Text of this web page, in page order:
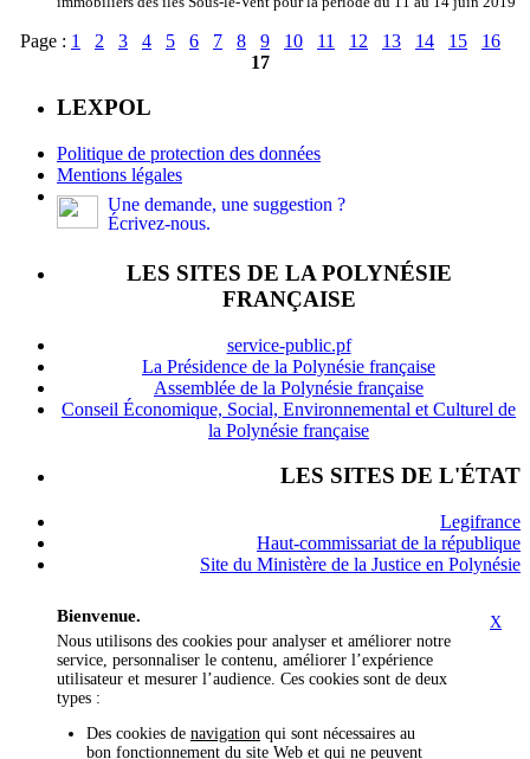
Page : 1 2 3 4 5 6 7 8 9 10 11 12 13 14 15
16
17
LEXPOL
Politique de protection des données
Mentions légales
Une demande, une suggestion ?
Écrivez-nous.
LES SITES DE LA POLYNÉSIE
FRANÇAISE
service-public.pf
La Présidence de la Polynésie française
Assemblée de la Polynésie française
Conseil Économique, Social, Environnemental et Culturel de
la Polynésie française
LES SITES DE L'ÉTAT
Legifrance
Haut-commissariat de la république
Site du Ministère de la Justice en Polynésie
X
Bienvenue.
Nous utilisons des cookies pour analyser et améliorer notre
service, personnaliser le contenu, améliorer l’expérience
utilisateur et mesurer l’audience. Ces cookies sont de deux
types :
Des cookies de navigation qui sont nécessaires au
bon fonctionnement du site Web et qui ne peuvent